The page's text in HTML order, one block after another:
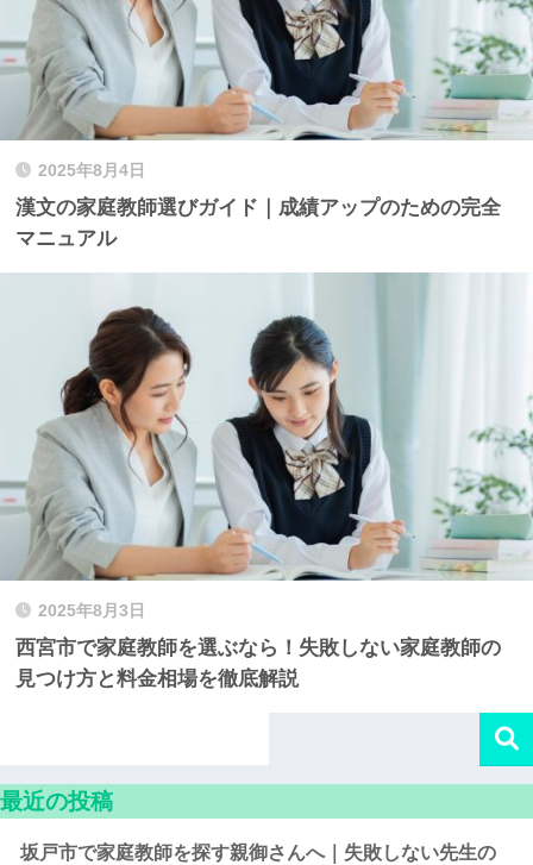
2025年8月4日
漢文の家庭教師選びガイド｜成績アップのための完全
マニュアル
2025年8月3日
西宮市で家庭教師を選ぶなら！失敗しない家庭教師の
見つけ方と料金相場を徹底解説
最近の投稿
坂戸市で家庭教師を探す親御さんへ｜失敗しない先生の